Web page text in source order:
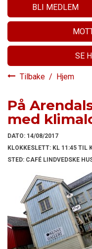
BLI MEDLEM
SE
Tilbake / Hjem
På
med
DATO: 14/08/2017
KLOKKESLETT: KL 11:45 TIL
STED: CAFÉ LINDVEDSKE